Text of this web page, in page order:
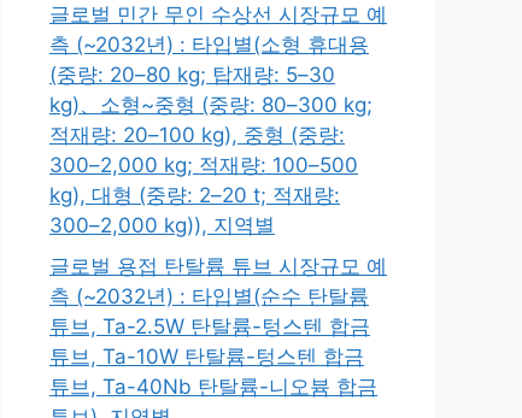
글로벌 민간 무인 수상선 시장규모 예
측 (~2032년) : 타입별(소형 휴대용
(중량: 20–80 kg; 탑재량: 5–30
kg)、소형~중형 (중량: 80–300 kg;
적재량: 20–100 kg), 중형 (중량:
300–2,000 kg; 적재량: 100–500
kg), 대형 (중량: 2–20 t; 적재량:
300–2,000 kg)), 지역별
글로벌 용접 탄탈륨 튜브 시장규모 예
측 (~2032년) : 타입별(순수 탄탈륨
튜브, Ta-2.5W 탄탈륨-텅스텐 합금
튜브, Ta-10W 탄탈륨-텅스텐 합금
튜브, Ta-40Nb 탄탈륨-니오븀 합금